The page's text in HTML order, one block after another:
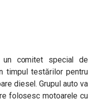
comitet special de
timpul testărilor pentru
diesel. Grupul auto va
folosesc motoarele cu